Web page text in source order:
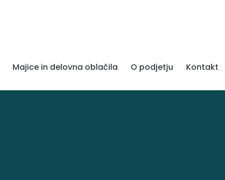
Majice in delovna oblačila O podjetju Kontakt